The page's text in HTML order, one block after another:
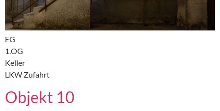
EG
1.OG
Keller
LKW Zufahrt
Objekt 10